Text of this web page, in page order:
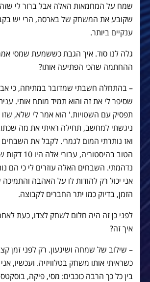
שמח על המחמאות האלה אבל ברור לי
שקובע את המשחק של בארסה, הרי יש
ענקיים ביותר.
גלה לנו סוד. איך הגבת כששמעת שמסי
ההחתמה שהכי הפתיעה אותו?
– בהתחלה חשבתי שמדובר במתיחה, כי
שסיפר לי את זה והוא תמיד מותח אותי.
תפסיק עם השטויות.' הוא אמר לי שלא,
ניגשתי למחשב, תחילה ראיתי את מה שכתוב
ואז נותרתי המום לגמרי. לקבל את
הטוב
נדהמתי. השבחים האלה עוזרים לי כי הם
אני יכול רק להודות לו על האהבה
הזמן, בדיוק כמו יתר החברים לקבוצה.
לפני כן זה היה חלום לשחק לצדו, כעת
איך זה?
– שילוב של שמחה ושיגעון. רק לפני זמן
כשראיתי אותו משחק בטלוויזיה. ועכשיו,
בין כל כך הרבה כוכבים: מסי, פיקה,